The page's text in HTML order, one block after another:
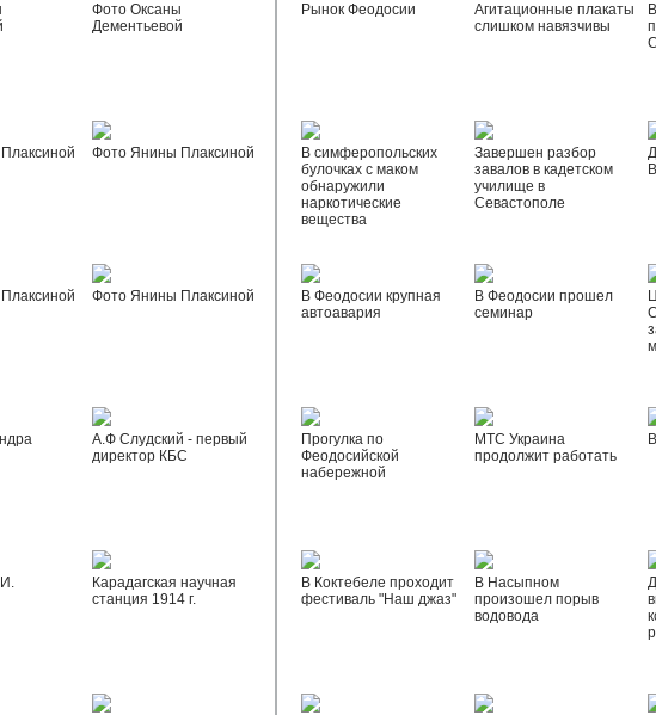
Фото Оксаны
Дементьевой
Фото Янины Плаксиной
Фото Янины Плаксиной
А.Ф Слудский - первый
директор КБС
Карадагская научная
станция 1914 г.
Рынок Феодосии
Агитационные плакаты
слишком навязчивы
В симферопольских
булочках с маком
обнаружили
наркотические
вещества
Завершен разбор
завалов в кадетском
училище в
Севастополе
В Феодосии крупная
автоавария
В Феодосии прошел
семинар
Прогулка по
Феодосийской
набережной
МТС Украина
продолжит работать
В Коктебеле проходит
фестиваль "Наш джаз"
В Насыпном
произошел порыв
водовода